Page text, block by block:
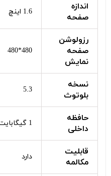
اندازه
صفحه
1.6 اینچ
رزولوشن
صفحه
نمایش
480*480
نسخه
بلوتوث
5.3
حافظه
داخلی
1 گیگابایت
قابلیت
مکالمه
دارد